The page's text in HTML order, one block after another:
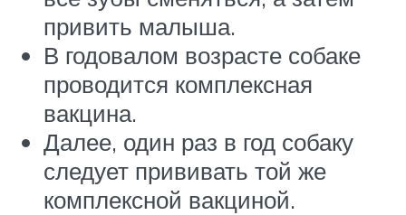
привить малыша.
В годовалом возрасте собаке
проводится комплексная
вакцина.
Далее, один раз в год собаку
следует прививать той же
комплексной вакциной.